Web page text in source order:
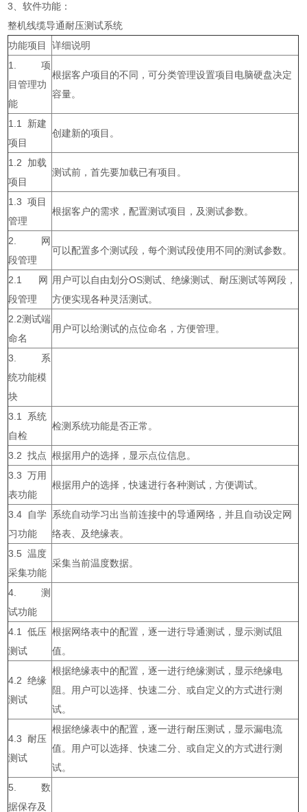
3、软件功能：
整机线缆导通耐压测试系统
功能项目
详细说明
1. 项
目管理功
能
根据客户项目的不同，可分类管理设置项目电脑硬盘决定
容量。
1.1 新建
项目
创建新的项目。
1.2 加载
项目
测试前，首先要加载已有项目。
1.3 项目
管理
根据客户的需求，配置测试项目，及测试参数。
2. 网
段管理
可以配置多个测试段，每个测试段使用不同的测试参数。
2.1 网
段管理
用户可以自由划分OS测试、绝缘测试、耐压测试等网段，
方便实现各种灵活测试。
2.2测试端
命名
用户可以给测试的点位命名，方便管理。
3. 系
统功能模
块
3.1 系统
自检
检测系统功能是否正常。
3.2 找点 根据用户的选择，显示点位信息。
3.3 万用
表功能
根据用户的选择，快速进行各种测试，方便调试。
3.4 自学
习功能
系统自动学习出当前连接中的导通网络，并且自动设定网
络表、及绝缘表。
3.5 温度
采集功能
采集当前温度数据。
4. 测
试功能
4.1 低压
测试
根据网络表中的配置，逐一进行导通测试，显示测试阻
值。
4.2 绝缘
测试
根据绝缘表中的配置，逐一进行绝缘测试，显示绝缘电
阻。用户可以选择、快速二分、或自定义的方式进行测
试。
4.3 耐压
测试
根据绝缘表中的配置，逐一进行耐压测试，显示漏电流
值。用户可以选择、快速二分、或自定义的方式进行测
试。
5. 数
据保存及